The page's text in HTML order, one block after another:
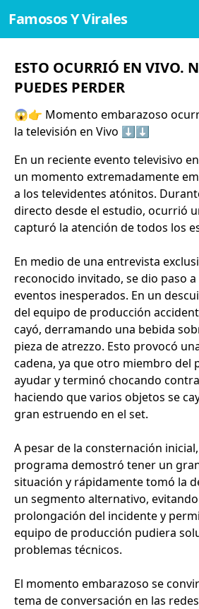
Famosos Y Virales
ESTO OCURRIÓ EN VIVO.
PUEDES PERDER
😱👉 Momento embarazoso
la televisión en Vivo ⬇⬇
En un reciente evento televisivo
un momento extremadamente
a los televidentes atónitos.
directo desde el estudio, ocurrió
capturó la atención de todos los
En medio de una entrevista
reconocido invitado, se dio paso
eventos inesperados. En un
del equipo de producción
cayó, derramando una bebida
pieza de atrezzo. Esto provocó
cadena, ya que otro miembro del
ayudar y terminó chocando
haciendo que varios objetos se
gran estruendo en el set.
A pesar de la consternación
programa demostró tener un
situación y rápidamente tomó la
un segmento alternativo, evitando
prolongación del incidente y
equipo de producción pudiera
problemas técnicos.
El momento embarazoso se
tema de conversación en las